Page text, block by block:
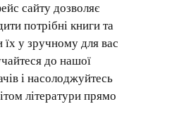
сайту дозволяє
потрібні книги та
їх у зручному для вас
до нашої
і насолоджуйтесь
літератури прямо